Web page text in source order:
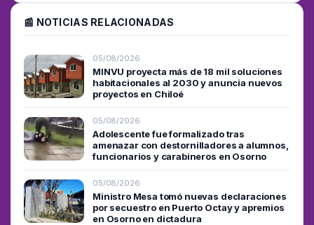
📰 NOTICIAS RELACIONADAS
05/08/2026
MINVU proyecta más de 18 mil soluciones
habitacionales al 2030 y anuncia nuevos
proyectos en Chiloé
05/08/2026
Adolescente fue formalizado tras
amenazar con destornilladores a alumnos,
funcionarios y carabineros en Osorno
05/08/2026
Ministro Mesa tomó nuevas declaraciones
por secuestro en Puerto Octay y apremios
en Osorno en dictadura